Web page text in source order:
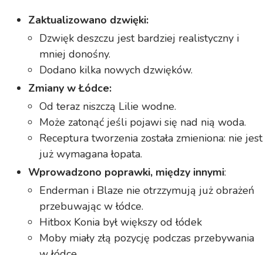
Zaktualizowano dzwięki:
Dzwięk deszczu jest bardziej realistyczny i
mniej donośny.
Dodano kilka nowych dzwięków.
Zmiany w Łódce:
Od teraz niszczą Lilie wodne.
Może zatonąć jeśli pojawi się nad nią woda.
Receptura tworzenia została zmieniona: nie jest
już wymagana łopata.
Wprowadzono poprawki, między innymi:
Enderman i Blaze nie otrzzymują już obrażeń
przebuwając w łódce.
Hitbox Konia był większy od łódek
Moby miały złą pozycję podczas przebywania